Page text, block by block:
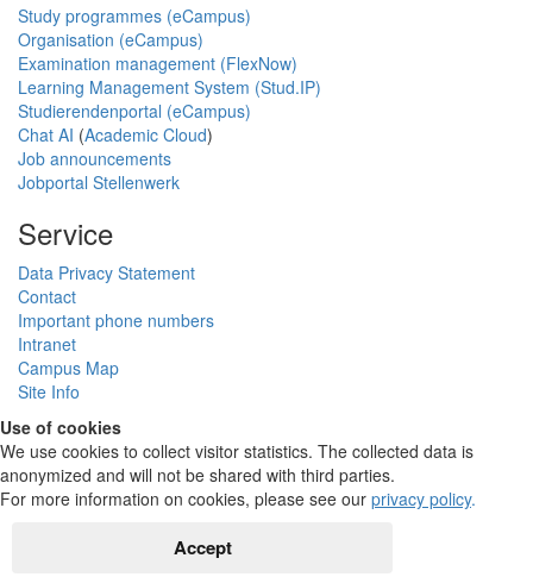
Study programmes (eCampus)
Organisation (eCampus)
Examination management (FlexNow)
Learning Management System (Stud.IP)
Studierendenportal (eCampus)
Chat AI (Academic Cloud)
Job announcements
Jobportal Stellenwerk
Service
Data Privacy Statement
Contact
Important phone numbers
Intranet
Campus Map
Site Info
Use of cookies
We use cookies to collect visitor statistics. The collected data is
anonymized and will not be shared with third parties.
For more information on cookies, please see our privacy policy.
Accept